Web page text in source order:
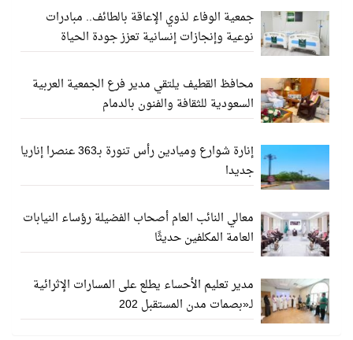
جمعية الوفاء لذوي الإعاقة بالطائف.. مبادرات
نوعية وإنجازات إنسانية تعزز جودة الحياة
محافظ القطيف يلتقي مدير فرع الجمعية العربية
السعودية للثقافة والفنون بالدمام
إنارة شوارع وميادين رأس تنورة بـ363 عنصرا إناريا
جديدا
معالي النائب العام أصحاب الفضيلة رؤساء النيابات
العامة المكلفين حديثًا
مدير تعليم الأحساء يطلع على المسارات الإثرائية
لـ«بصمات مدن المستقبل 202